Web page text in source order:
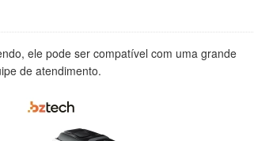
ele pode ser compatível com uma grande
de atendimento.